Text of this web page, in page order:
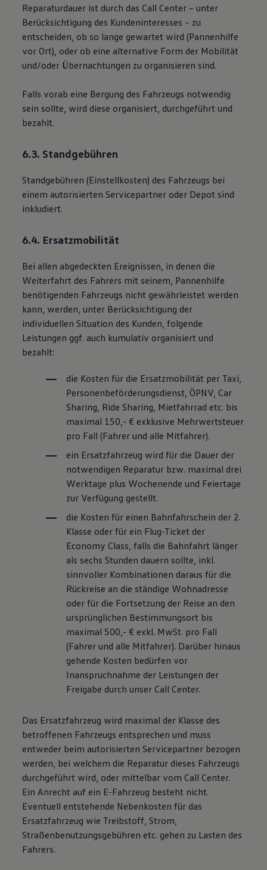
Reparaturdauer ist durch das Call Center – unter
Berücksichtigung des Kundeninteresses – zu
entscheiden, ob so lange gewartet wird (Pannenhilfe
vor Ort), oder ob eine alternative Form der Mobilität
und/oder Übernachtungen zu organisieren sind.
Falls vorab eine Bergung des Fahrzeugs notwendig
sein sollte, wird diese organisiert, durchgeführt und
bezahlt.
6.3. Standgebühren
Standgebühren (Einstellkosten) des Fahrzeugs bei
einem autorisierten Servicepartner oder Depot sind
inkludiert.
6.4. Ersatzmobilität
Bei allen abgedeckten Ereignissen, in denen die
Weiterfahrt des Fahrers mit seinem, Pannenhilfe
benötigenden Fahrzeugs nicht gewährleistet werden
kann, werden, unter Berücksichtigung der
individuellen Situation des Kunden, folgende
Leistungen ggf. auch kumulativ organisiert und
bezahlt:
die Kosten für die Ersatzmobilität per Taxi,
Personenbeförderungsdienst, ÖPNV, Car
Sharing, Ride Sharing, Mietfahrrad etc. bis
maximal 150,- € exklusive Mehrwertsteuer
pro Fall (Fahrer und alle Mitfahrer).
ein Ersatzfahrzeug wird für die Dauer der
notwendigen Reparatur bzw. maximal drei
Werktage plus Wochenende und Feiertage
zur Verfügung gestellt.
die Kosten für einen Bahnfahrschein der 2.
Klasse oder für ein Flug-Ticket der
Economy Class, falls die Bahnfahrt länger
als sechs Stunden dauern sollte, inkl.
sinnvoller Kombinationen daraus für die
Rückreise an die ständige Wohnadresse
oder für die Fortsetzung der Reise an den
ursprünglichen Bestimmungsort bis
maximal 500,- € exkl. MwSt. pro Fall
(Fahrer und alle Mitfahrer). Darüber hinaus
gehende Kosten bedürfen vor
Inanspruchnahme der Leistungen der
Freigabe durch unser Call Center.
Das Ersatzfahrzeug wird maximal der Klasse des
betroffenen Fahrzeugs entsprechen und muss
entweder beim autorisierten Servicepartner bezogen
werden, bei welchem die Reparatur dieses Fahrzeugs
durchgeführt wird, oder mittelbar vom Call Center.
Ein Anrecht auf ein E-Fahrzeug besteht nicht.
Eventuell entstehende Nebenkosten für das
Ersatzfahrzeug wie Treibstoff, Strom,
Straßenbenutzungsgebühren etc. gehen zu Lasten des
Fahrers.